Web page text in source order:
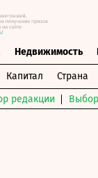
Недвижимость
Капитал Страна
редакции